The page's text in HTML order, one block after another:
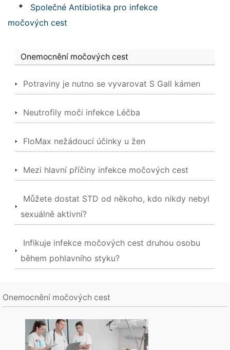
*
Společné Antibiotika pro infekce
močových cest
Onemocnění močových cest
Potraviny je nutno se vyvarovat S Gall kámen
Neutrofily moči infekce Léčba
FloMax nežádoucí účinky u žen
Mezi hlavní příčiny infekce močových cest
Můžete dostat STD od někoho, kdo nikdy nebyl
sexuálně aktivní?
Infikuje infekce močových cest druhou osobu
během pohlavního styku?
Onemocnění močových cest